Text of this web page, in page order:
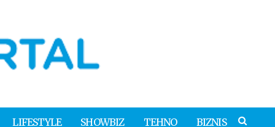
LIFESTYLE SHOWBIZ TEHNO BIZNIS